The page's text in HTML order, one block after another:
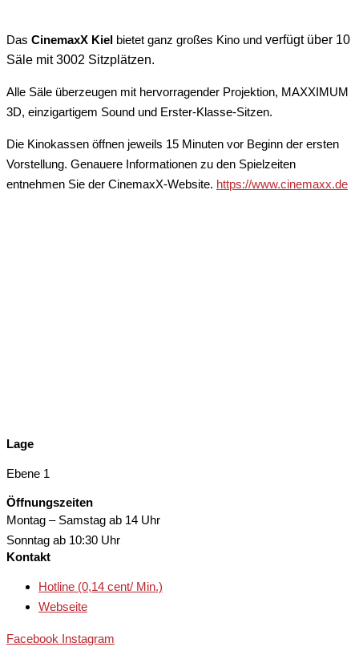
Das CinemaxX Kiel bietet ganz großes Kino und verfügt über 10
Säle mit 3002 Sitzplätzen.
Alle Säle überzeugen mit hervorragender Projektion, MAXXIMUM
3D, einzigartigem Sound und Erster-Klasse-Sitzen.
Die Kinokassen öffnen jeweils 15 Minuten vor Beginn der ersten
Vorstellung. Genauere Informationen zu den Spielzeiten
entnehmen Sie der CinemaxX-Website. https://www.cinemaxx.de
Lage
Ebene 1
Öffnungszeiten
Montag – Samstag ab 14 Uhr
Sonntag ab 10:30 Uhr
Kontakt
Hotline (0,14 cent/ Min.)
Webseite
Facebook Instagram